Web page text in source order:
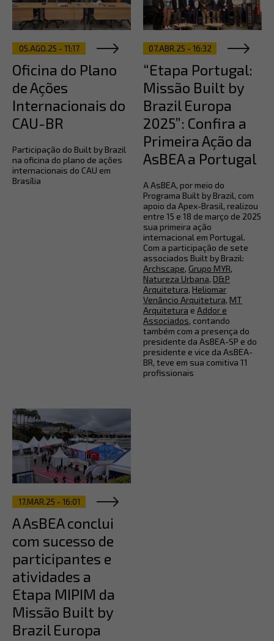
05.AGO.25 - 11:17
Oficina do Plano
de Ações
Internacionais do
CAU-BR
Participação do Built by Brazil
na oficina do plano de ações
internacionais do CAU em
Brasília
07.ABR.25 - 16:32
“Etapa Portugal:
Missão Built by
Brazil Europa
2025”: Confira a
Primeira Ação da
AsBEA a Portugal
A AsBEA, por meio do
Programa Built by Brazil, com
apoio da Apex-Brasil, realizou
entre 15 e 18 de março de 2025
sua primeira ação
internacional em Portugal.
Com a participação de sete
associados Built by Brazil:
Archscape, Grupo MYR,
Natureza Urbana, D&P
Arquitetura, Heliomar
Venâncio Arquitetura, MT
Arquitetura e Addor e
Associados, contando
também com a presença do
presidente da AsBEA-SP e do
presidente e vice da AsBEA-
BR, teve em sua comitiva 11
profissionais
17.MAR.25 - 16:01
A AsBEA conclui
com sucesso de
participantes e
atividades a
Etapa MIPIM da
Missão Built by
Brazil Europa